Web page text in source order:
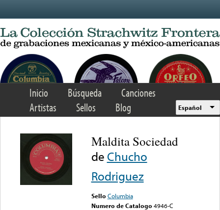
Inicio Búsqueda
Canciones
Artistas
Sellos Blog Español
Maldita Sociedad
de Chucho
Rodriguez
Sello Columbia
Numero de Catalogo 4946-C